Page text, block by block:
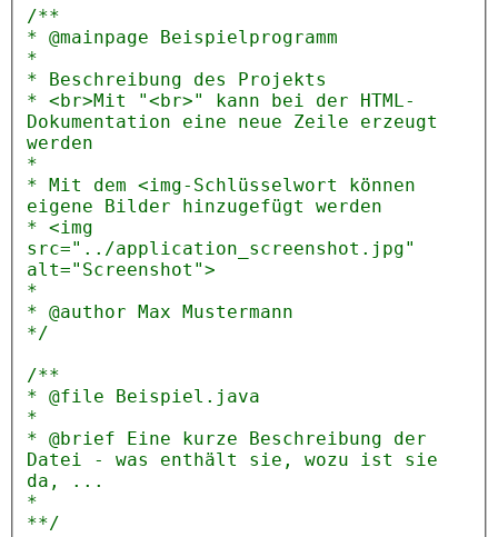
/**
* @mainpage Beispielprogramm
*
* Beschreibung des Projekts
* <br>Mit "<br>" kann bei der HTML-
Dokumentation eine neue Zeile erzeugt
werden
*
* Mit dem <img-Schlüsselwort können
eigene Bilder hinzugefügt werden
* <img
src="../application_screenshot.jpg"
alt="Screenshot">
*
* @author Max Mustermann
*/
/**
* @file Beispiel.java
*
* @brief Eine kurze Beschreibung der
Datei - was enthält sie, wozu ist sie
da, ...
*
**/